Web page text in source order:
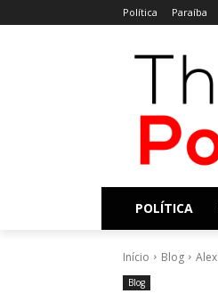
Política Paraíba
POLÍTICA
Início Blog
Blog